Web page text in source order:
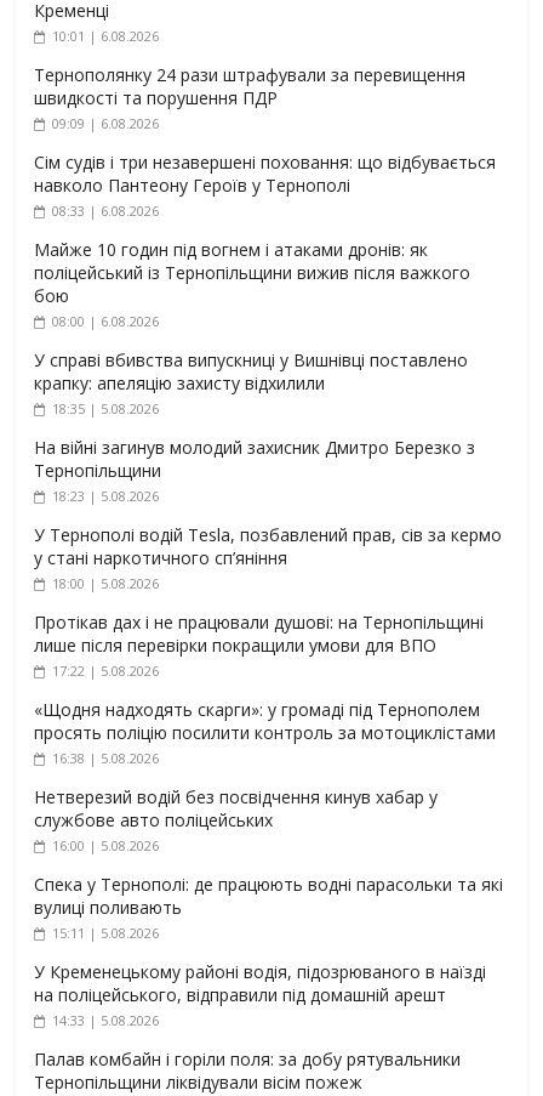
Кременці
10:01 | 6.08.2026
Тернополянку 24 рази штрафували за перевищення
швидкості та порушення ПДР
09:09 | 6.08.2026
Сім судів і три незавершені поховання: що відбувається
навколо Пантеону Героїв у Тернополі
08:33 | 6.08.2026
Майже 10 годин під вогнем і атаками дронів: як
поліцейський із Тернопільщини вижив після важкого
бою
08:00 | 6.08.2026
У справі вбивства випускниці у Вишнівці поставлено
крапку: апеляцію захисту відхилили
18:35 | 5.08.2026
На війні загинув молодий захисник Дмитро Березко з
Тернопільщини
18:23 | 5.08.2026
У Тернополі водій Tesla, позбавлений прав, сів за кермо
у стані наркотичного сп’яніння
18:00 | 5.08.2026
Протікав дах і не працювали душові: на Тернопільщині
лише після перевірки покращили умови для ВПО
17:22 | 5.08.2026
«Щодня надходять скарги»: у громаді під Тернополем
просять поліцію посилити контроль за мотоциклістами
16:38 | 5.08.2026
Нетверезий водій без посвідчення кинув хабар у
службове авто поліцейських
16:00 | 5.08.2026
Спека у Тернополі: де працюють водні парасольки та які
вулиці поливають
15:11 | 5.08.2026
У Кременецькому районі водія, підозрюваного в наїзді
на поліцейського, відправили під домашній арешт
14:33 | 5.08.2026
Палав комбайн і горіли поля: за добу рятувальники
Тернопільщини ліквідували вісім пожеж